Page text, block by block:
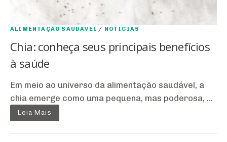
ALIMENTAÇÃO SAUDÁVEL / NOTÍCIAS
Chia: conheça seus principais benefícios
à saúde
Em meio ao universo da alimentação saudável, a
chia emerge como uma pequena, mas poderosa, ...
Leia Mais